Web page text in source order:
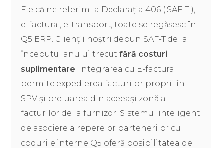
Fie că ne referim la Declarația 406 ( SAF-T ),
e-factura , e-transport, toate se regăsesc în
Q5 ERP. Clienții noștri depun SAF-T de la
începutul anului trecutfără costuri
suplimentare. Integrarea cu E-factura
permite expedierea facturilor proprii în
SPV și preluarea din aceeași zonă a
facturilor de la furnizor. Sistemul inteligent
de asociere a reperelor partenerilor cu
codurile interne Q5 oferă posibilitatea de